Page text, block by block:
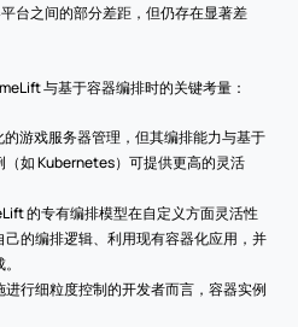
台之间的部分差距，但仍存在显著差
与基于容器编排时的关键考量：
游戏服务器管理，但其编排能力与基于
如 Kubernetes）可提供更高的灵活
的专有编排模型在自定义方面灵活性
的编排逻辑、利用现有容器化应用，并
行细粒度控制的开发者而言，容器实例